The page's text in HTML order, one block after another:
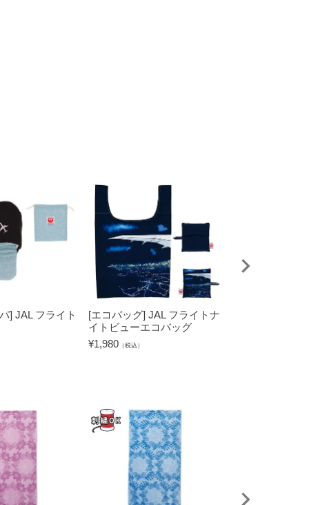
] JAL フライト
[エコバッグ] JAL フライトナ
イトビューエコバッグ
¥1,980 （税込）